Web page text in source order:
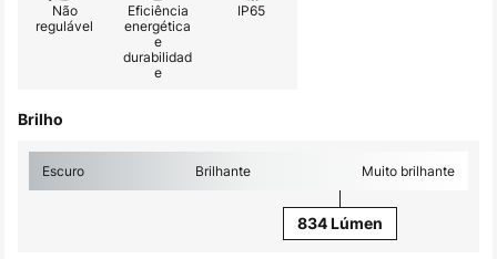
Não
regulável
Eficiência
energética
e
durabilidad
e
IP65
Brilho
Escuro Brilhante Muito brilhante
834 Lúmen